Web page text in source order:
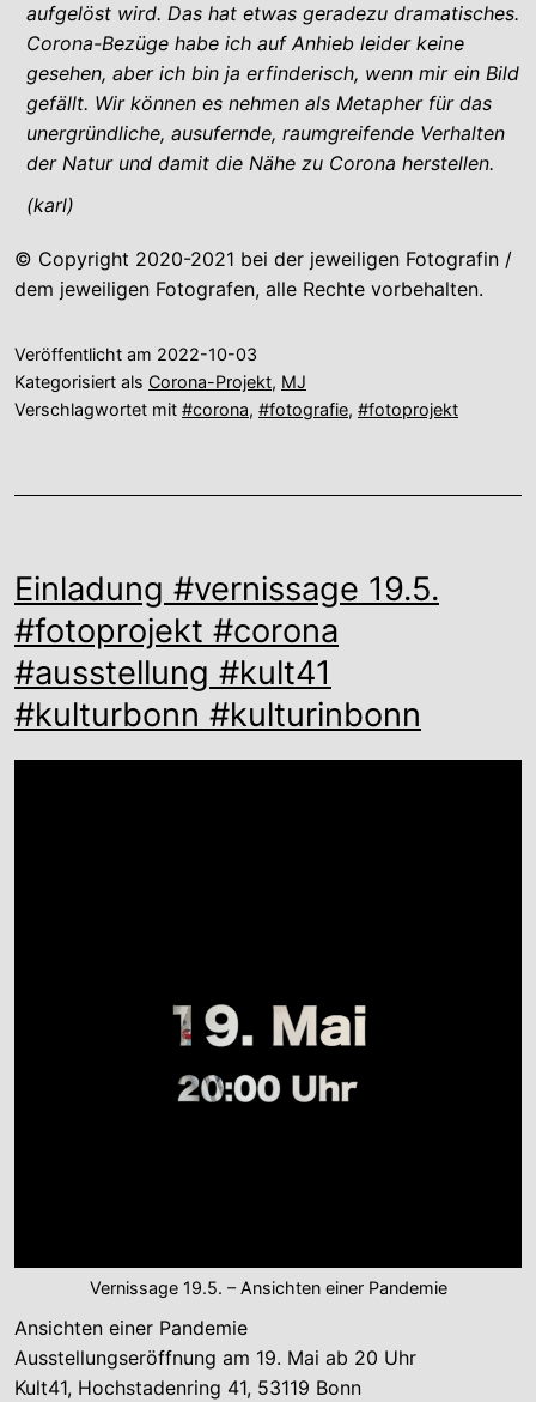
aufgelöst wird. Das hat etwas geradezu dramatisches.
Corona-Bezüge habe ich auf Anhieb leider keine
gesehen, aber ich bin ja erfinderisch, wenn mir ein Bild
gefällt. Wir können es nehmen als Metapher für das
unergründliche, ausufernde, raumgreifende Verhalten
der Natur und damit die Nähe zu Corona herstellen.
(karl)
© Copyright 2020-2021 bei der jeweiligen Fotografin /
dem jeweiligen Fotografen, alle Rechte vorbehalten.
Veröffentlicht am 2022-10-03
Kategorisiert als Corona-Projekt, MJ
Verschlagwortet mit #corona, #fotografie, #fotoprojekt
Einladung #vernissage 19.5.
#fotoprojekt #corona
#ausstellung #kult41
#kulturbonn #kulturinbonn
Vernissage 19.5. – Ansichten einer Pandemie
Ansichten einer Pandemie
Ausstellungseröffnung am 19. Mai ab 20 Uhr
Kult41, Hochstadenring 41, 53119 Bonn